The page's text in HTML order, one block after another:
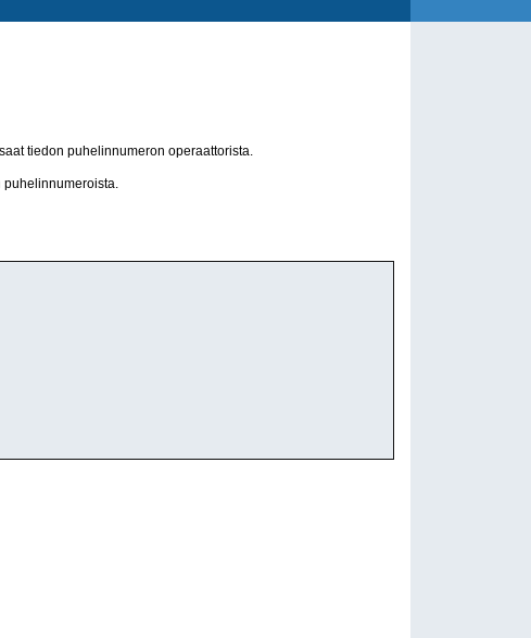
tiedon puhelinnumeron operaattorista.
puhelinnumeroista.